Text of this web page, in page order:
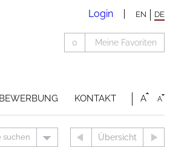
EN DE
Login
0 Meine Favoriten
BEWERBUNG KONTAKT A A
Übersicht
suchen